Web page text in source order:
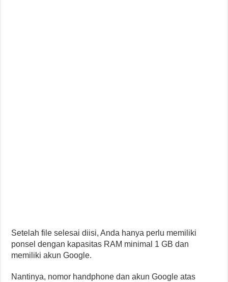
Setelah file selesai diisi, Anda hanya perlu memiliki
ponsel dengan kapasitas RAM minimal 1 GB dan
memiliki akun Google.
Nantinya, nomor handphone dan akun Google atas